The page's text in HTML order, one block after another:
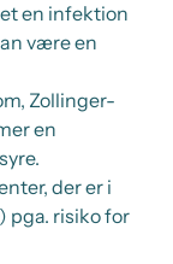
en infektion
være en
Zollinger-
en
der er i
pga. risiko for